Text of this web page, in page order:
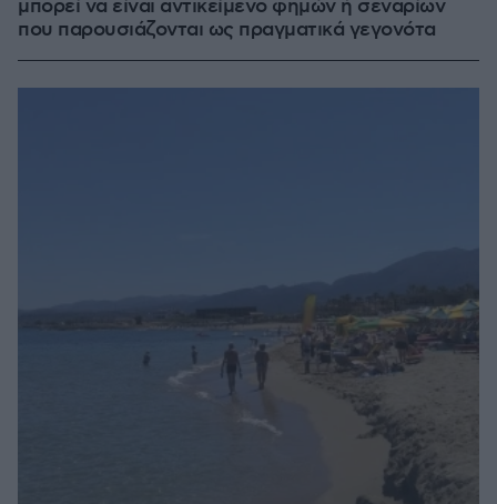
μπορεί να είναι αντικείμενο φημών ή σεναρίων
που παρουσιάζονται ως πραγματικά γεγονότα